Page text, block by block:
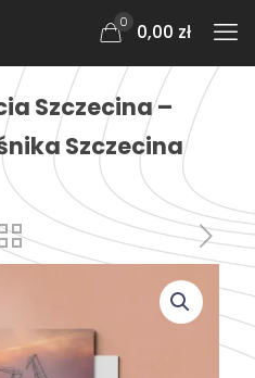
0 0,00 zł
Szczecina –
Szczecina